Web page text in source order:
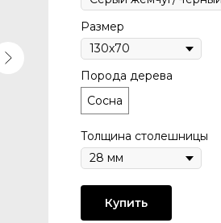
Размер
Порода дерева
Сосна
Толщина столешницы
Купить